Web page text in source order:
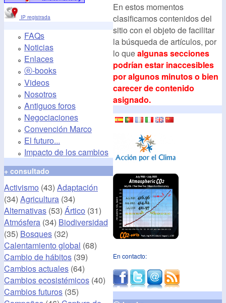
IP registrada
FAQs
Noticias
Enlaces
ⓔ-books
Videos
Nosotros
Antiguos foros
Negociaciones
Convención Marco
El futuro...
Impacto de los cambios
+ consultado
Activismo (43) Adaptación
(34) Agricultura (34)
Alternativas (53) Ártico (31)
Atmósfera (34) Biodiversidad
(35) Bosques (32)
Calentamiento global (68)
Cambio de hábitos (39)
Cambios actuales (64)
Cambios ecosistémicos (40)
Cambios futuros (35)
En estos momentos
clasificamos contenidos del
sitio con el objeto de facilitar
la búsqueda de artículos, por
lo quealgunas secciones
podrían estar inaccesibles
por algunos minutos o bien
carecer de contenido
asignado.
En contacto: